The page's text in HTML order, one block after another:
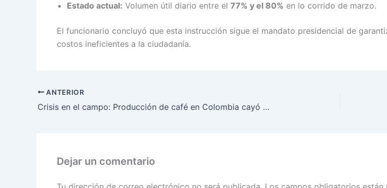
Estado actual: Volumen útil diario entre el 77% y el 80% en lo corrido de marzo.
El funcionario concluyó que esta instrucción sigue el mandato presidencial de
costos ineficientes a la ciudadanía.
ANTERIOR
Crisis en el campo: Producción de café en Colombia cayó 36 % en febrero de 2026
Dejar un comentario